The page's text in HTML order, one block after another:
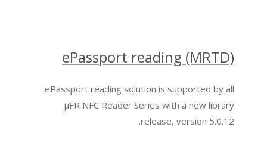
ePassport reading (MRTD)
ePassport reading solution is supported by all
µFR NFC Reader Series with a new library
release, version 5.0.12.